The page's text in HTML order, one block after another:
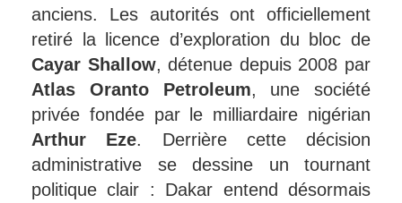
anciens. Les autorités ont officiellement
retiré la licence d’exploration du bloc de
Cayar Shallow, détenue depuis 2008 par
Atlas Oranto Petroleum, une société
privée fondée par le milliardaire nigérian
Arthur Eze. Derrière cette décision
administrative se dessine un tournant
politique clair : Dakar entend désormais